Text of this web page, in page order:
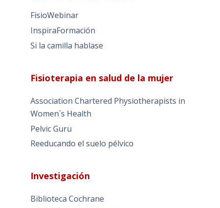
FisioWebinar
InspiraFormación
Si la camilla hablase
Fisioterapia en salud de la mujer
Association Chartered Physiotherapists in
Women´s Health
Pelvic Guru
Reeducando el suelo pélvico
Investigación
Biblioteca Cochrane